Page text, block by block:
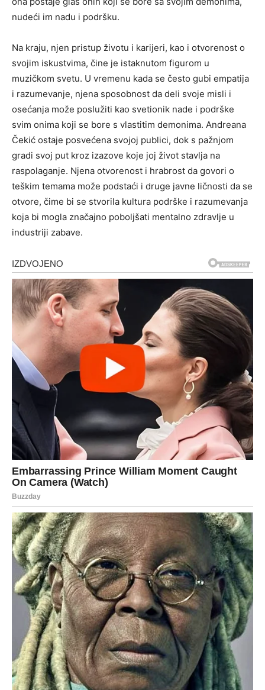
nudeći im nadu i podršku.
Na kraju, njen pristup životu i karijeri, kao i otvorenost o
svojim iskustvima, čine je istaknutom figurom u
muzičkom svetu. U vremenu kada se često gubi empatija
i razumevanje, njena sposobnost da deli svoje misli i
osećanja može poslužiti kao svetionik nade i podrške
svim onima koji se bore s vlastitim demonima. Andreana
Čekić ostaje posvećena svojoj publici, dok s pažnjom
gradi svoj put kroz izazove koje joj život stavlja na
raspolaganje. Njena otvorenost i hrabrost da govori o
teškim temama može podstaći i druge javne ličnosti da se
otvore, čime bi se stvorila kultura podrške i razumevanja
koja bi mogla značajno poboljšati mentalno zdravlje u
industriji zabave.